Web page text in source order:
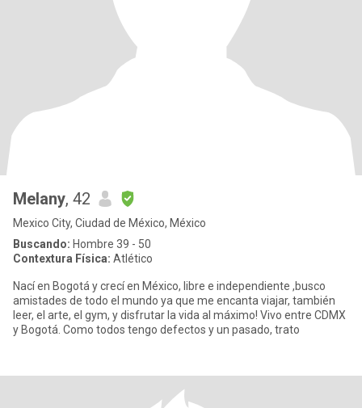
Melany, 42
Mexico City, Ciudad de México, México
Buscando: Hombre 39 - 50
Contextura Física: Atlético
Nací en Bogotá y crecí en México, libre e independiente ,busco
amistades de todo el mundo ya que me encanta viajar, también
leer, el arte, el gym, y disfrutar la vida al máximo! Vivo entre CDMX
y Bogotá. Como todos tengo defectos y un pasado, trato